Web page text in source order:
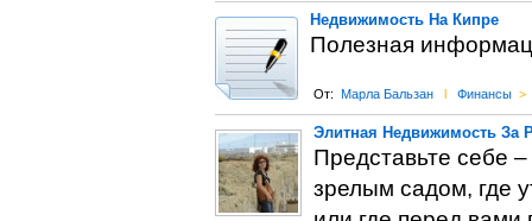
Недвижимость На Кипре
Полезная
От: Марла Бальзан l Финансы >
Элитная Недвижимость За
Представьте себе
зрелым садом, где